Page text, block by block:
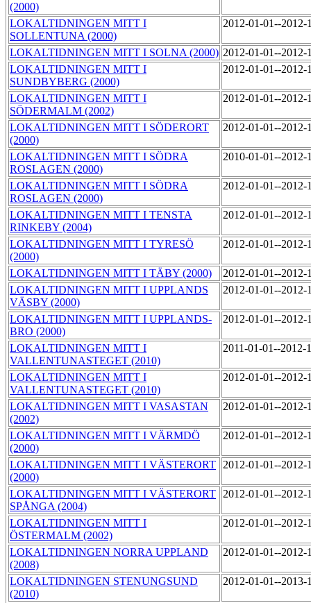
(2000)
LOKALTIDNINGEN MITT I
SOLLENTUNA (2000)
2012-01-01--
LOKALTIDNINGEN MITT I SOLNA (2000) 2012-01-01--
LOKALTIDNINGEN MITT I
SUNDBYBERG (2000)
2012-01-01--
LOKALTIDNINGEN MITT I
SÖDERMALM (2002)
2012-01-01--
LOKALTIDNINGEN MITT I SÖDERORT
(2000)
2012-01-01--
LOKALTIDNINGEN MITT I SÖDRA
ROSLAGEN (2000)
2010-01-01--
LOKALTIDNINGEN MITT I SÖDRA
ROSLAGEN (2000)
2012-01-01--
LOKALTIDNINGEN MITT I TENSTA
RINKEBY (2004)
2012-01-01--
LOKALTIDNINGEN MITT I TYRESÖ
(2000)
2012-01-01--
LOKALTIDNINGEN MITT I TÄBY (2000)
2012-01-01--
LOKALTIDNINGEN MITT I UPPLANDS
VÄSBY (2000)
2012-01-01--
LOKALTIDNINGEN MITT I UPPLANDS-
BRO (2000)
2012-01-01--
LOKALTIDNINGEN MITT I
VALLENTUNASTEGET (2010)
2011-01-01--2012-
LOKALTIDNINGEN MITT I
VALLENTUNASTEGET (2010)
2012-01-01--
LOKALTIDNINGEN MITT I VASASTAN
(2002)
2012-01-01--
LOKALTIDNINGEN MITT I VÄRMDÖ
(2000)
2012-01-01--
LOKALTIDNINGEN MITT I VÄSTERORT
(2000)
2012-01-01--
LOKALTIDNINGEN MITT I VÄSTERORT
SPÅNGA (2004)
2012-01-01--
LOKALTIDNINGEN MITT I
ÖSTERMALM (2002)
2012-01-01--
LOKALTIDNINGEN NORRA UPPLAND
(2008)
2012-01-01--
LOKALTIDNINGEN STENUNGSUND
(2010)
2012-01-01--